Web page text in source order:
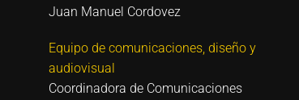
Juan Manuel Cordovez
Equipo de comunicaciones, diseño y
audiovisual
Coordinadora de Comunicaciones